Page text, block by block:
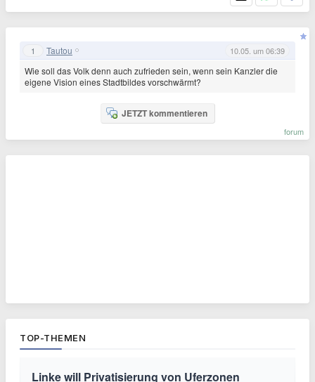
1 Tautou 10.05. um 06:39
Wie soll das Volk denn auch zufrieden sein, wenn sein Kanzler die
eigene Vision eines Stadtbildes vorschwärmt?
JETZT kommentieren
forum
TOP-THEMEN
Linke will Privatisierung von Uferzonen